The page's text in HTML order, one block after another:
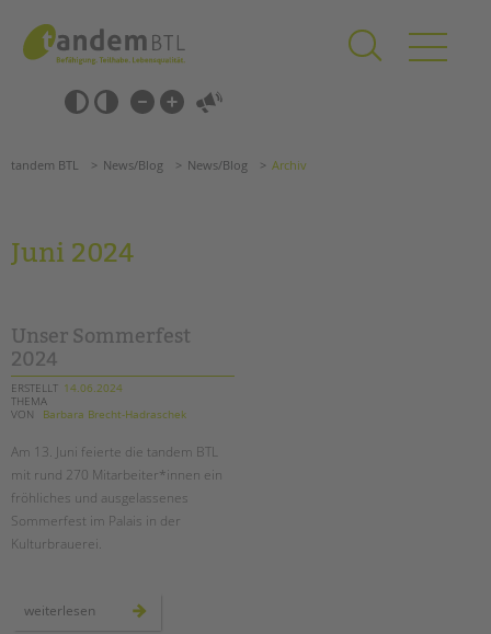
springen
Barrierefrei-
Einstellungen
überspringen
überspringen
Förderzentren
Kollegs
EFöB
Schulbezogene Sozialarbeit
HILFEN ZUR ERZIEHUNG
EINGLIEDERUNGSHILFE
Suchen
tandem BTL News/Blog News/Blog Archiv
Juni 2024
Unser Sommerfest
2024
ERSTELLT 14.06.2024
THEMA
VON
Barbara Brecht-Hadraschek
Am 13. Juni feierte die tandem BTL
mit rund 270 Mitarbeiter*innen ein
fröhliches und ausgelassenes
Sommerfest im Palais in der
Kulturbrauerei.
weiterlesen
sommerfest